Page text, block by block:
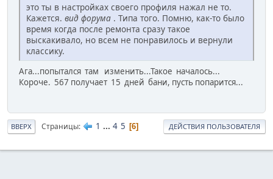
это ты в настройках своего профиля нажал не то.
Кажется. вид форума . Типа того. Помню, как-то было
время когда после ремонта сразу такое
выскакивало, но всем не понравилось и вернули
классику.
Ага...попытался там изменить...Такое началось...
Короче. 567 получает 15 дней бани, пусть попарится...
ВВЕРХ Страницы 1 ... 4 5 6 ДЕЙСТВИЯ ПОЛЬЗОВАТЕЛЯ